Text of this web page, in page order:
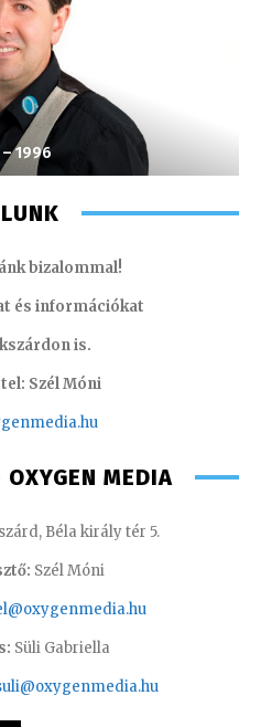
1996
bizalommal!
és információkat
is.
Szél Móni
MEDIA
Béla király tér 5.
Szél Móni
Süli Gabriella